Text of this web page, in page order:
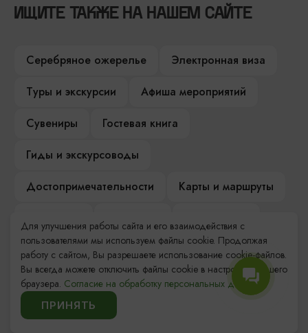
ИЩИТЕ ТАКЖЕ НА НАШЕМ САЙТЕ
Серебряное ожерелье
Электронная виза
Туры и экскурсии
Афиша мероприятий
Сувениры
Гостевая книга
Гиды и экскурсоводы
Достопримечательности
Карты и маршруты
Компас Балтийской кухни
Настоящий Калининградец
Музеи
Для улучшения работы сайта и его взаимодействия с
пользователями мы используем файлы cookie. Продолжая
работу с сайтом, Вы разрешаете использование cookie-файлов.
Вы всегда можете отключить файлы cookie в настройках Вашего
браузера. Согласие на обработку персональных данных.
ПРИНЯТЬ